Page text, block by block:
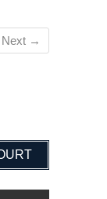
Next →